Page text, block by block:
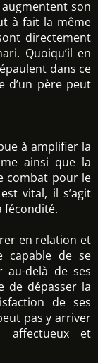
son
à fait la même
directement
Quoiqu’il en
dans ce
d’un père peut
à amplifier la
ainsi que la
combat pour le
vital, il s’agit
fécondité.
en relation et
capable de se
au-delà de ses
de dépasser la
de ses
pas y arriver
affectueux et